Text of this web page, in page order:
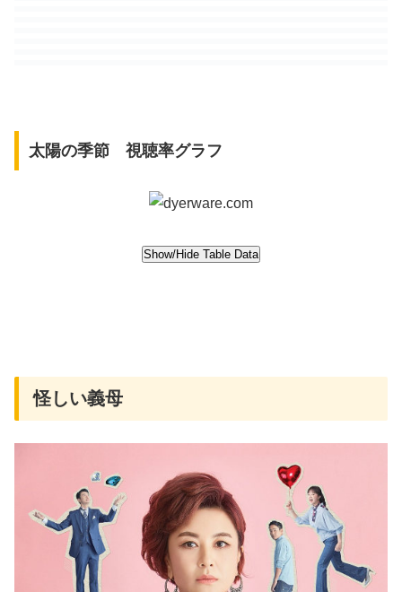
太陽の季節 視聴率グラフ
怪しい義母